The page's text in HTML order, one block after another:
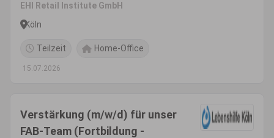
EHI Retail Institute GmbH
Köln
Teilzeit Home-Office
15.07.2026
Verstärkung (m/w/d) für unser
FAB-Team (Fortbildung -